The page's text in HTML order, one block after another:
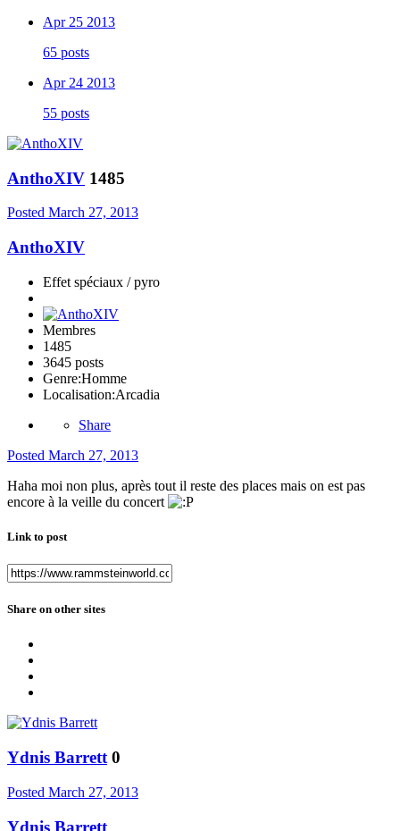
Apr 25 2013
65 posts
Apr 24 2013
55 posts
AnthoXIV 1485
Posted March 27, 2013
AnthoXIV
Effet spéciaux / pyro
Membres
1485
3645 posts
Genre:Homme
Localisation:Arcadia
Share
Posted March 27, 2013
Haha moi non plus, après tout il reste des places mais on est pas
encore à la veille du concert
Link to post
Share on other sites
Ydnis Barrett 0
Posted March 27, 2013
Ydnis Barrett